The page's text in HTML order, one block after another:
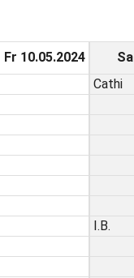
Fr 10.05.2024
Cathi
I.B.